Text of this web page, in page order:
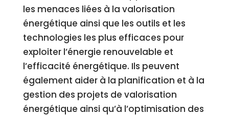
les menaces liées à la valorisation
énergétique ainsi que les outils et les
technologies les plus efficaces pour
exploiter l’énergie renouvelable et
l’efficacité énergétique. Ils peuvent
également aider à la planification et à la
gestion des projets de valorisation
énergétique ainsi qu’à l’optimisation des